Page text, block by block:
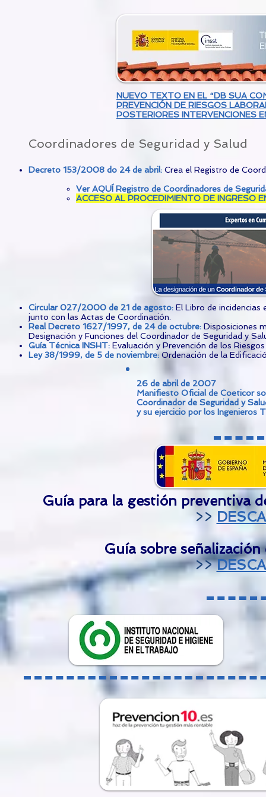
Guía para la gestión preventiva
>>
Guía sobre
>>
Coordinadores de Seguridad y Salud
Decreto 153/2008 do 24 de abril: Crea el Registro de
Ver AQUÍ Registro de Coordinadores de
ACCESO AL PROCEDIMIENTO DE INGRESO
Circular 027/2000 de 21 de agosto: El Libro de incidencias
junto con las Actas de Coordinación.
Real Decreto 1627/1997, de 24 de octubre: Disposiciones
Designación y Funciones del Coordinador de Seguridad y
Guía Técnica INSHT: Evaluación y Prevención de los
Ley 38/1999, de 5 de noviembre: Ordenación de la
26 de abril de 2007
Manifiesto Oficial de Coeticor
Coordinador de Seguridad y
y su ejercicio por los Ingenieros
NUEVO TEXTO EN EL “DB SUA
PREVENCIÓN DE RIESGOS
POSTERIORES INTERVENCIONES